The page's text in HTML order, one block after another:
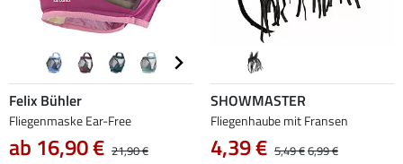
Felix Bühler
Fliegenmaske Ear-Free
ab 16,90 € 21,90 €
SHOWMASTER
Fliegenhaube mit Fransen
4,39 € 5,49 €6,99 €